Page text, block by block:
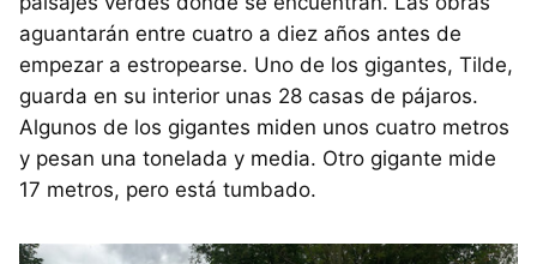
aguantarán entre cuatro a diez años antes de
empezar a estropearse. Uno de los gigantes, Tilde,
guarda en su interior unas 28 casas de pájaros.
Algunos de los gigantes miden unos cuatro metros
y pesan una tonelada y media. Otro gigante mide
17 metros, pero está tumbado.